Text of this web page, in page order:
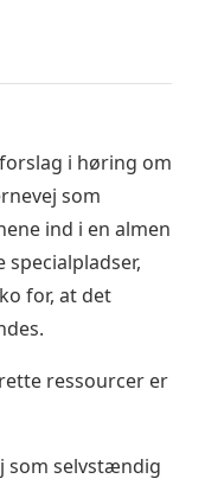
i høring om
som
ind i en almen
for, at det
ressourcer er
som selvstændig